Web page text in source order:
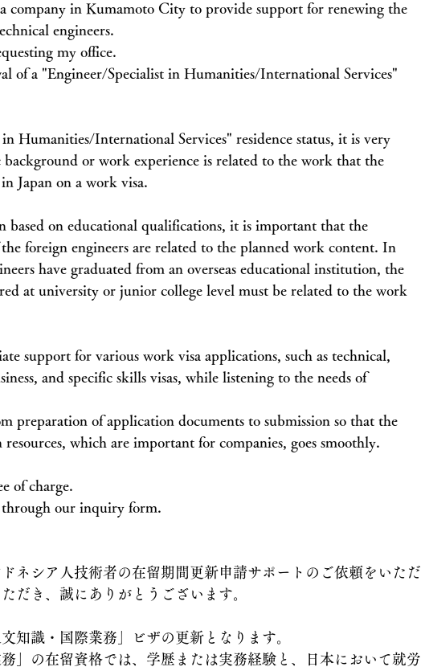
company in Kumamoto City to provide support for renewing the
engineers.
my office.
of a "Engineer/Specialist in Humanities/International Services"
Humanities/International Services" residence status, it is very
or work experience is related to the work that the
Japan on a work visa.
based on educational qualifications, it is important that the
foreign engineers are related to the planned work content. In
have graduated from an overseas educational institution, the
at university or junior college level must be related to the work
support for various work visa applications, such as technical,
and specific skills visas, while listening to the needs of
preparation of application documents to submission so that the
which are important for companies, goes smoothly.
of charge.
through our inquiry form.
ネシア人技術者の在留期間更新申請サポートのご依頼をいただ
だき、誠にありがとうございます。
知識・国際業務」ビザの更新となります。
務」の在留資格では、学歴または実務経験と、日本において就労